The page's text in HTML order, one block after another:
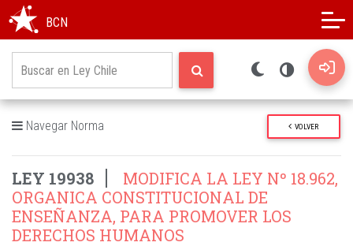
BCN
Navegar Norma VOLVER
LEY 19938
MODIFICA LA LEY Nº 18.962,
ORGANICA CONSTITUCIONAL DE
ENSEÑANZA, PARA PROMOVER LOS
DERECHOS HUMANOS